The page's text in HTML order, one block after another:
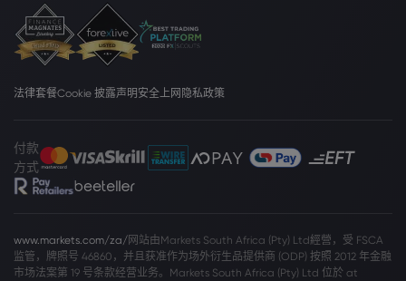
法律套餐Cookie 披露声明 安全上网 隐私政策
付款
方式
www.markets.com/za/网站由Markets South Africa (Pty) Ltd經營，受 FSCA
监管，牌照号 46860，并且获准作为场外衍生品提供商 (ODP) 按照 2012 年金融
市场法案第 19 号条款经营业务。Markets South Africa (Pty) Ltd 位於 at